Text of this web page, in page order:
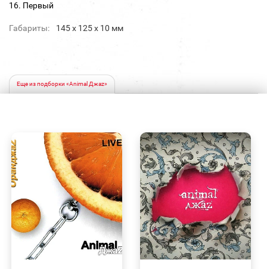
16. Первый
Габариты: 145 х 125 х 10 мм
Еще из подборки «Animal Джаz»